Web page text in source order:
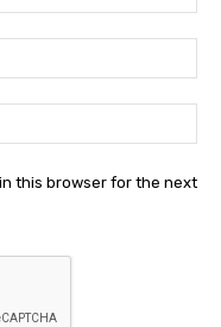
this browser for the next